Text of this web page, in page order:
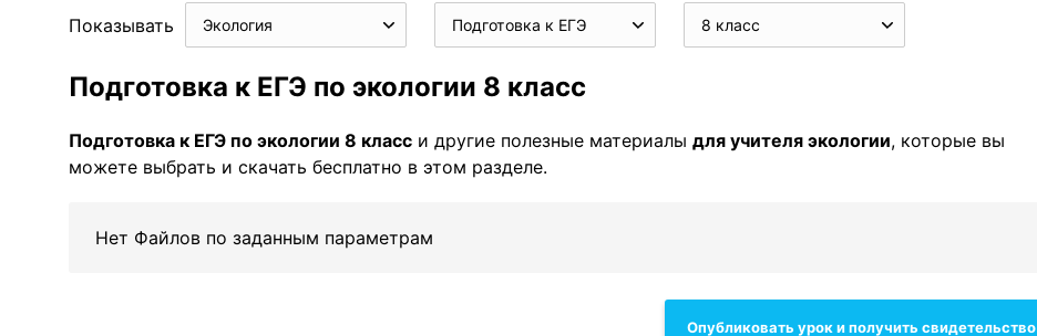
Показывать Экология Подготовка к ЕГЭ 8 класс
Подготовка к ЕГЭ по экологии 8 класс
Подготовка к ЕГЭ по экологии 8 класс и другие полезные материалы для учителя экологии, которые вы
можете выбрать и скачать бесплатно в этом разделе.
Нет Файлов по заданным параметрам
Опубликовать урок и получить свидетельство